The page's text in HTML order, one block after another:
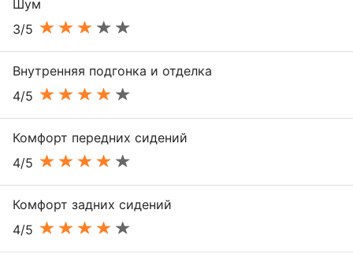
Шум
3/5
Внутренняя подгонка и отделка
4/5
Комфорт передних сидений
4/5
Комфорт задних сидений
4/5